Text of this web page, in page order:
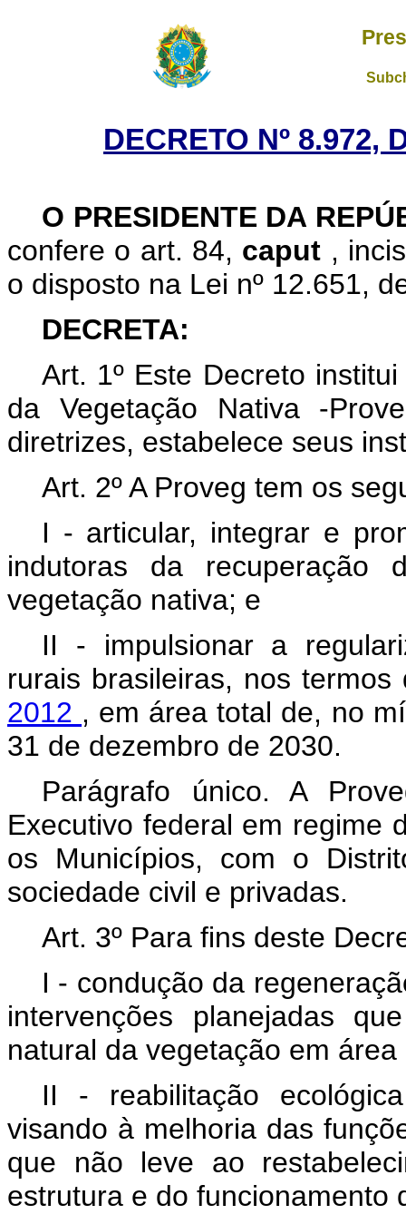
DECRETO Nº 8.972,
O PRESIDENTE DA
confere o art. 84, caput ,
o disposto na Lei nº 12.651,
DECRETA:
Art. 1º Este Decreto
da Vegetação Nativa -
diretrizes, estabelece seus
Art. 2º A Proveg tem os
I - articular, integrar e
indutoras da
vegetação nativa; e
II - impulsionar a
rurais brasileiras, nos
2012 , em área total de, no
31 de dezembro de 2030.
Parágrafo único. A
Executivo federal em regime
os Municípios, com o
sociedade civil e privadas.
Art. 3º Para fins deste
I - condução da
intervenções planejadas
natural da vegetação em
II - reabilitação
visando à melhoria das
que não leve ao
estrutura e do funcionamento